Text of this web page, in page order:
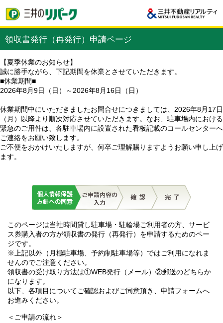
領収書発行（再発行）申請ページ
【夏季休業のお知らせ】
誠に勝手ながら、下記期間を休業とさせていただきます。
■休業期間■
2026年8月9日（日）～2026年8月16日（日）
休業期間中にいただきましたお問合せにつきましては、2026年8月17日
（月）以降より順次対応させていただきます。なお、駐車場内における
緊急のご用件は、各駐車場内に設置された看板記載のコールセンターへ
ご連絡をお願い致します。
ご不便をおかけいたしますが、何卒ご理解賜りますようお願い申し上げ
ます。
このページは当社時間貸し駐車場・駐輪場ご利用者の方、サービ
ス券購入者の方が領収書の発行（再発行）を申請するためのペー
ジです。
※上記以外（月極駐車場、予約制駐車場等）ではご利用になれま
せんのでご注意ください。
領収書の受け取り方法は①WEB発行（メール）②郵送のどちらか
になります。
以下、各項目についてご確認およびご同意頂き、申請フォームへ
お進みください。
＜ご申請の流れ＞